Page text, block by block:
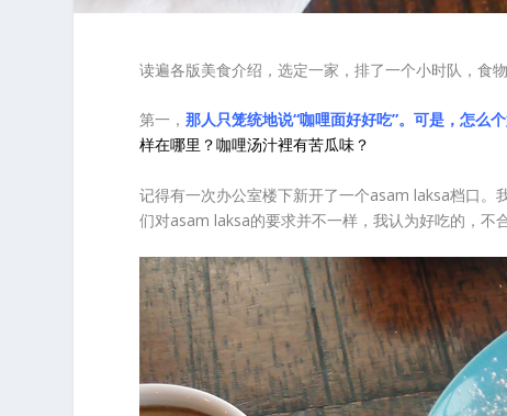
读遍各版美食介绍，选定一家，排了一个小时队，食
第一，那人只笼统地说“咖哩面好好吃”。可是，怎么
样在哪里？咖哩汤汁裡有苦瓜味？
记得有一次办公室楼下新开了一个asam laksa档口
们对asam laksa的要求并不一样，我认为好吃的，不